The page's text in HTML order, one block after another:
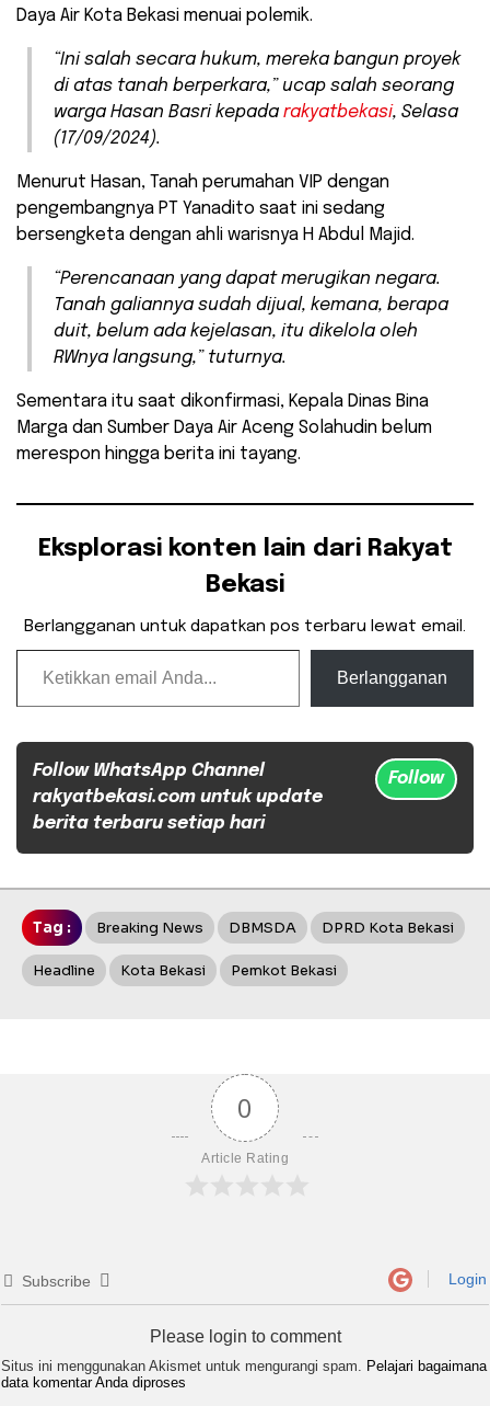
Daya Air Kota Bekasi menuai polemik.
“Ini salah secara hukum, mereka bangun proyek
di atas tanah berperkara,” ucap salah seorang
warga Hasan Basri kepada rakyatbekasi, Selasa
(17/09/2024).
Menurut Hasan, Tanah perumahan VIP dengan
pengembangnya PT Yanadito saat ini sedang
bersengketa dengan ahli warisnya H Abdul Majid.
“Perencanaan yang dapat merugikan negara.
Tanah galiannya sudah dijual, kemana, berapa
duit, belum ada kejelasan, itu dikelola oleh
RWnya langsung,” tuturnya.
Sementara itu saat dikonfirmasi, Kepala Dinas Bina
Marga dan Sumber Daya Air Aceng Solahudin belum
merespon hingga berita ini tayang.
Eksplorasi konten lain dari Rakyat
Bekasi
Berlangganan untuk dapatkan pos terbaru lewat email.
Ketikkan email Anda...
Berlangganan
Follow WhatsApp Channel
rakyatbekasi.com untuk update
berita terbaru setiap hari
Follow
Tag : Breaking News DBMSDA DPRD Kota Bekasi
Headline Kota Bekasi Pemkot Bekasi
0
Article Rating
Subscribe Login
Please login to comment
Situs ini menggunakan Akismet untuk mengurangi spam.
Pelajari bagaimana
data komentar Anda diproses